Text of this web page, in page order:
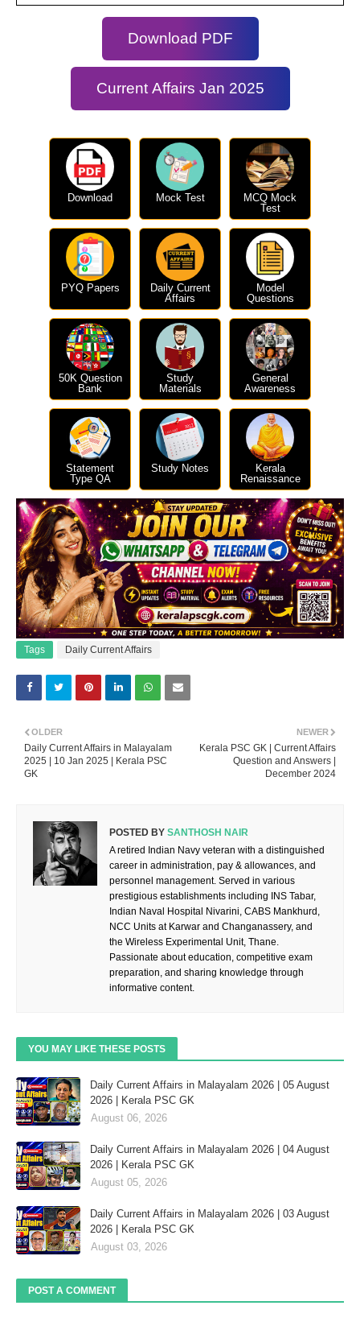
Download PDF
Current Affairs Jan 2025
Download Mock Test
MCQ Mock
Test
PYQ Papers
Daily Current
Affairs
Model
Questions
50K Question
Bank
Study
Materials
General
Awareness
Statement
Type QA
Study Notes
Kerala
Renaissance
Tags Daily Current Affairs
NEWER
Kerala PSC GK | Current Affairs
Question and Answers |
December 2024
OLDER
Daily Current Affairs in Malayalam
2025 | 10 Jan 2025 | Kerala PSC
GK
POSTED BY SANTHOSH NAIR
A retired Indian Navy veteran with a distinguished
career in administration, pay & allowances, and
personnel management. Served in various
prestigious establishments including INS Tabar,
Indian Naval Hospital Nivarini, CABS Mankhurd,
NCC Units at Karwar and Changanassery, and
the Wireless Experimental Unit, Thane.
Passionate about education, competitive exam
preparation, and sharing knowledge through
informative content.
YOU MAY LIKE THESE POSTS
Daily Current Affairs in Malayalam 2026 | 05 August
2026 | Kerala PSC GK
August 06, 2026
Daily Current Affairs in Malayalam 2026 | 04 August
2026 | Kerala PSC GK
August 05, 2026
Daily Current Affairs in Malayalam 2026 | 03 August
2026 | Kerala PSC GK
August 03, 2026
POST A COMMENT